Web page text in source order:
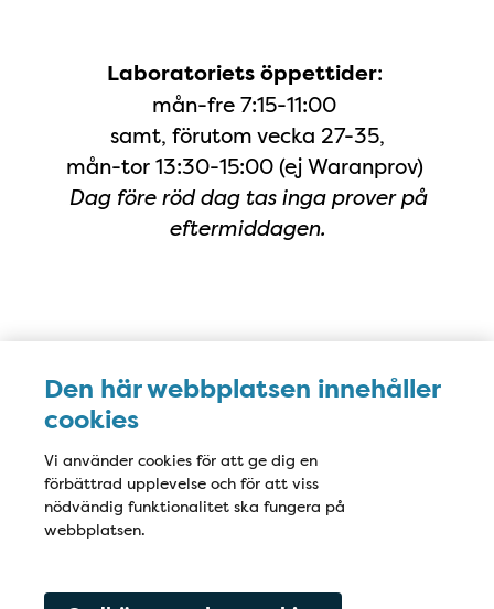
Den här webbplatsen innehåller
cookies
Vi använder cookies för att ge dig en
förbättrad upplevelse och för att viss
nödvändig funktionalitet ska fungera på
webbplatsen.
Laboratoriets öppettider:
mån-fre 7:15-11:00
samt, förutom vecka 27-35,
mån-tor 13:30-15:00 (ej Waranprov)
Dag före röd dag tas inga prover på
eftermiddagen.
Karta